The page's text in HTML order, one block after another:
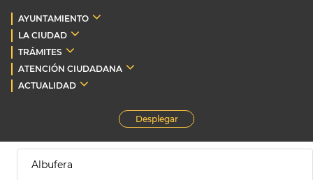
AYUNTAMIENTO
LA CIUDAD
TRÁMITES
ATENCIÓN CIUDADANA
ACTUALIDAD
Desplegar
Albufera